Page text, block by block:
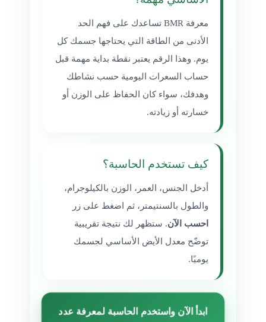
معرفة BMR تساعدك على فهم الحد
الأدنى من الطاقة التي يحتاجها جسمك كل
يوم. وهذا الرقم يعتبر نقطة بداية مهمة قبل
حساب السعرات اليومية حسب نشاطك
وهدفك، سواء كان الحفاظ على الوزن أو
خسارته أو زيادته.
كيف تستخدم الحاسبة؟
أدخل الجنس، العمر، الوزن بالكيلوجرام،
والطول بالسنتيمتر، ثم اضغط على زر
احسب الآن. ستظهر لك نتيجة تقريبية
توضّح معدل الأيض الأساسي لجسمك
يوميًا.
ابدأ الآن واستخدم الحاسبة لمعرفة عدد